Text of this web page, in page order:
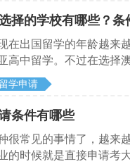
择的学校有哪些？条
在出国留学的年龄越来
高中留学。不过在选择
学申请
条件有哪些
很常见的事情了，越来
的时候就是直接申请考